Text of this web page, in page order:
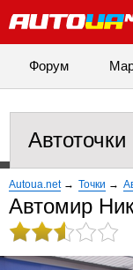
Форум
Автоточки
Autoua.net → Точки →
Автомир